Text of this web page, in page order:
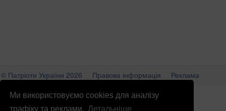
Ми використовуємо cookies для аналізу
трафіку та реклами. Детальніше
© Патріоти України 2026 Правова інформація
Реклама
info@patrioty.org.ua